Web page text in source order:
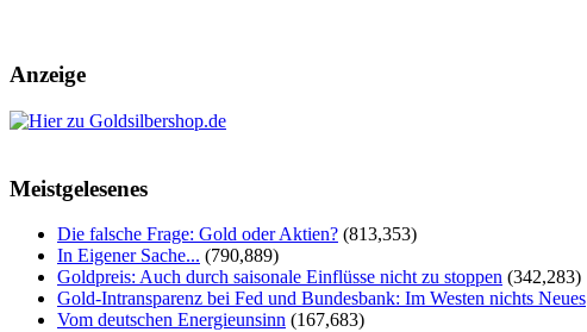
Anzeige
Meistgelesenes
Die falsche Frage: Gold oder Aktien? (813,353)
In Eigener Sache... (790,889)
Goldpreis: Auch durch saisonale Einflüsse nicht zu stoppen (342,283)
Gold-Intransparenz bei Fed und Bundesbank: Im Westen nichts Neues
Vom deutschen Energieunsinn (167,683)